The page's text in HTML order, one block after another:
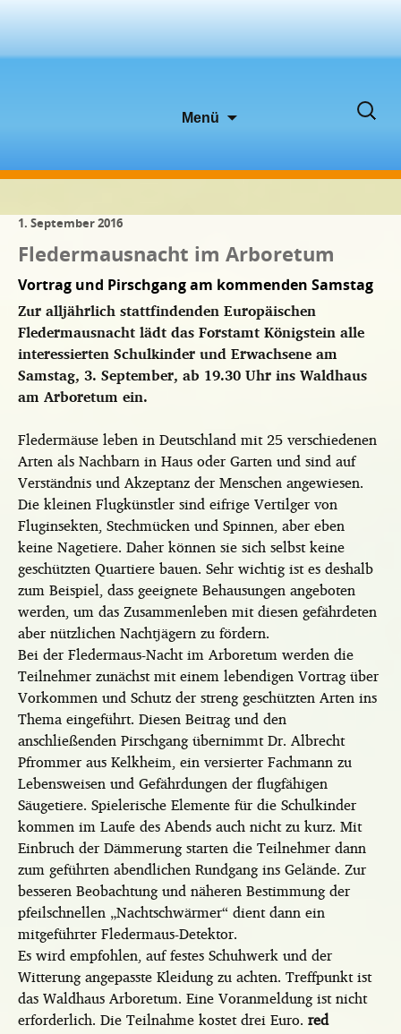
Menü
Suchen
1. September 2016
Fledermausnacht im Arboretum
Vortrag und Pirschgang am kommenden Samstag
Zur alljährlich stattfindenden Europäischen
Fledermausnacht lädt das Forstamt Königstein alle
interessierten Schulkinder und Erwachsene am
Samstag, 3. September, ab 19.30 Uhr ins Waldhaus
am Arboretum ein.
Fledermäuse leben in Deutschland mit 25 verschiedenen
Arten als Nachbarn in Haus oder Garten und sind auf
Verständnis und Akzeptanz der Menschen angewiesen.
Die kleinen Flugkünstler sind eifrige Vertilger von
Fluginsekten, Stechmücken und Spinnen, aber eben
keine Nagetiere. Daher können sie sichselbst keine
geschützten Quartiere bauen. Sehr wichtig ist es deshalb
zum Beispiel, dass geeignete Behausungen angeboten
werden, um das Zusammenleben mit diesen gefährdeten
aber nützlichen Nachtjägern zu fördern.
Bei der Fledermaus-Nacht im Arboretum werden die
Teilnehmer zunächst mit einem lebendigen Vortrag über
Vorkommen und Schutz der streng geschützten Arten ins
Thema eingeführt. Diesen Beitrag und den
anschließenden Pirschgang übernimmt Dr. Albrecht
Pfrommer aus Kelkheim, ein versierter Fachmann zu
Lebensweisen und Gefährdungen der flugfähigen
Säugetiere. Spielerische Elemente für die Schulkinder
kommen im Laufe des Abends auch nicht zu kurz. Mit
Einbruch der Dämmerung starten die Teilnehmer dann
zum geführten abendlichen Rundgang ins Gelände. Zur
besseren Beobachtung und näheren Bestimmung der
pfeilschnellen „Nachtschwärmer“ dient dann ein
mitgeführter Fledermaus-Detektor.
Es wird empfohlen, auf festes Schuhwerk und der
Witterung angepasste Kleidung zu achten. Treffpunkt ist
das Waldhaus Arboretum. Eine Voranmeldung ist nicht
erforderlich. Die Teilnahme kostet drei Euro. red